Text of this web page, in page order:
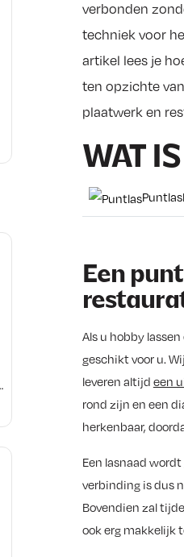
verbonden
techniek voor
artikel lees je
ten opzichte
plaatwerk en
WAT
Puntlas
Een
Als u hobby
geschikt voor u.
leveren altijd een
rond zijn en een
herkenbaar,
Een lasnaad
verbinding is dus
Bovendien zal
ook erg makkelijk